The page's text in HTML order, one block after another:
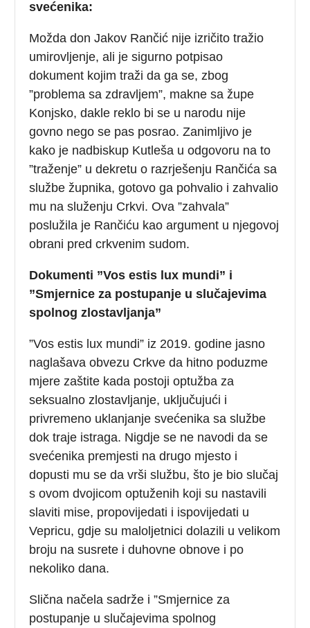
svećenika:
Možda don Jakov Rančić nije izričito tražio
umirovljenje, ali je sigurno potpisao
dokument kojim traži da ga se, zbog
”problema sa zdravljem”, makne sa župe
Konjsko, dakle reklo bi se u narodu nije
govno nego se pas posrao. Zanimljivo je
kako je nadbiskup Kutleša u odgovoru na to
”traženje” u dekretu o razrješenju Rančića sa
službe župnika, gotovo ga pohvalio i zahvalio
mu na služenju Crkvi. Ova ”zahvala”
poslužila je Rančiću kao argument u njegovoj
obrani pred crkvenim sudom.
Dokumenti ”Vos estis lux mundi” i
”Smjernice za postupanje u slučajevima
spolnog zlostavljanja”
”Vos estis lux mundi” iz 2019. godine jasno
naglašava obvezu Crkve da hitno poduzme
mjere zaštite kada postoji optužba za
seksualno zlostavljanje, uključujući i
privremeno uklanjanje svećenika sa službe
dok traje istraga. Nigdje se ne navodi da se
svećenika premjesti na drugo mjesto i
dopusti mu se da vrši službu, što je bio slučaj
s ovom dvojicom optuženih koji su nastavili
slaviti mise, propovijedati i ispovijedati u
Vepricu, gdje su maloljetnici dolazili u velikom
broju na susrete i duhovne obnove i po
nekoliko dana.
Slična načela sadrže i ”Smjernice za
postupanje u slučajevima spolnog